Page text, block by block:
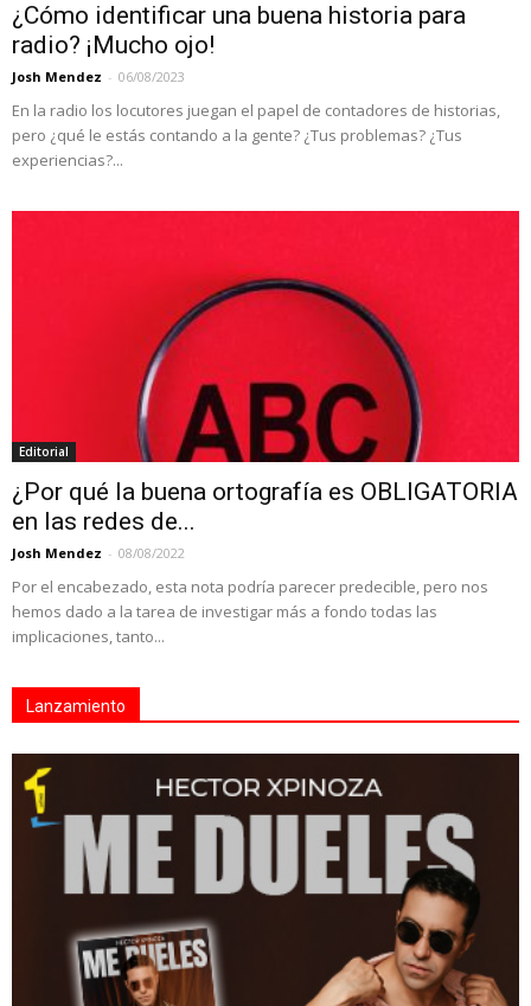
¿Cómo identificar una buena historia para
radio? ¡Mucho ojo!
Josh Mendez - 06/08/2023
En la radio los locutores juegan el papel de contadores de historias,
pero ¿qué le estás contando a la gente? ¿Tus problemas? ¿Tus
experiencias?...
Editorial
¿Por qué la buena ortografía es OBLIGATORIA
en las redes de...
Josh Mendez - 08/08/2022
Por el encabezado, esta nota podría parecer predecible, pero nos
hemos dado a la tarea de investigar más a fondo todas las
implicaciones, tanto...
Lanzamiento